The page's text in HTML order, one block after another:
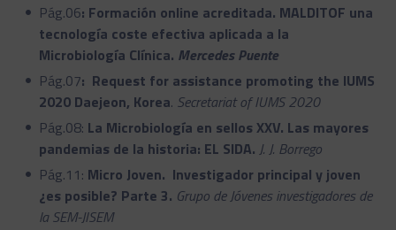
Pág.06: Formación online acreditada. MALDITOF una
tecnología coste efectiva aplicada a la
Microbiología Clínica. Mercedes Puente
Pág.07: Request for assistance promoting the IUMS
2020 Daejeon, Korea. Secretariat of IUMS 2020
Pág.08: La Microbiología en sellos XXV. Las mayores
pandemias de la historia: EL SIDA. J. J. Borrego
Pág.11: Micro Joven. Investigador principal y joven
¿es posible? Parte 3. Grupo de Jóvenes investigadores de
la SEM-JISEM